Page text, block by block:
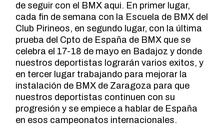
de seguir con el BMX aqui. En primer lugar,
cada fin de semana con la Escuela de BMX del
Club Pirineos, en segundo lugar, con la última
prueba del Cpto de España de BMX que se
celebra el 17-18 de mayo en Badajoz y donde
nuestros deportistas lograrán varios exitos, y
en tercer lugar trabajando para mejorar la
instalación de BMX de Zaragoza para que
nuestros deportistas continuen con su
progresión y se empiece a hablar de España
en esos campeonatos internacionales.